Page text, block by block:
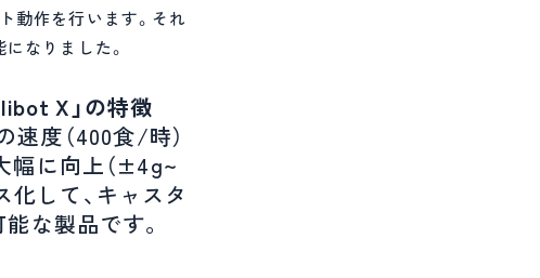
動作を行います。それ
なりました。
X」の特徴
速度（400食/時）
幅に向上（±4g~
化して、キャスタ
な製品です。